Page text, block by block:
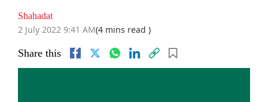
Shahadat
2 July 2022 9:41 AM(4 mins read )
Share this